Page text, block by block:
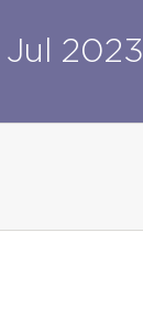
Jul 2023